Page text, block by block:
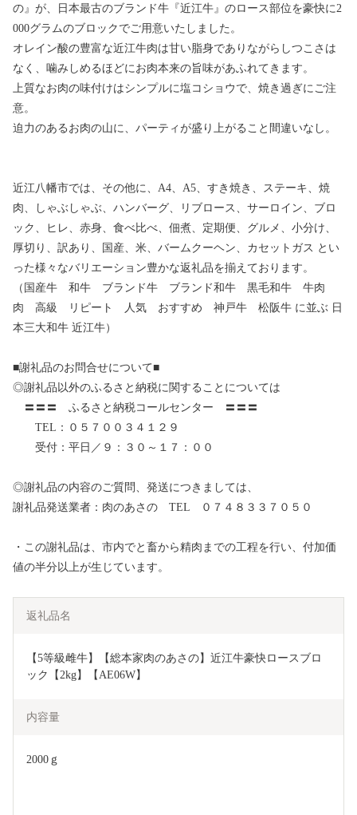
の』が、日本最古のブランド牛『近江牛』のロース部位を豪快に2
000グラムのブロックでご用意いたしました。
オレイン酸の豊富な近江牛肉は甘い脂身でありながらしつこさは
なく、噛みしめるほどにお肉本来の旨味があふれてきます。
上質なお肉の味付けはシンプルに塩コショウで、焼き過ぎにご注
意。
迫力のあるお肉の山に、パーティが盛り上がること間違いなし。
近江八幡市では、その他に、A4、A5、すき焼き、ステーキ、焼
肉、しゃぶしゃぶ、ハンバーグ、リブロース、サーロイン、ブロ
ック、ヒレ、赤身、食べ比べ、佃煮、定期便、グルメ、小分け、
厚切り、訳あり、国産、米、バームクーヘン、カセットガス とい
った様々なバリエーション豊かな返礼品を揃えております。
（国産牛 和牛 ブランド牛 ブランド和牛 黒毛和牛 牛肉
肉 高級 リピート 人気 おすすめ 神戸牛 松阪牛 に並ぶ 日
本三大和牛 近江牛）
■謝礼品のお問合せについて■
◎謝礼品以外のふるさと納税に関することについては
〓〓〓 ふるさと納税コールセンター 〓〓〓
TEL：０５７００３４１２９
受付：平日／９：３０～１７：００
◎謝礼品の内容のご質問、発送につきましては、
謝礼品発送業者：肉のあさの TEL ０７４８３３７０５０
・この謝礼品は、市内でと畜から精肉までの工程を行い、付加価
値の半分以上が生じています。
返礼品名
【5等級雌牛】【総本家肉のあさの】近江牛豪快ロースブロ
ック【2kg】【AE06W】
内容量
2000ｇ